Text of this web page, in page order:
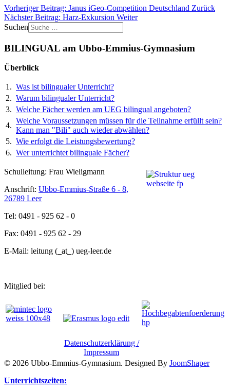
Vorheriger Beitrag: Janus iGeo-Competition Deutschland Zurück
Nächster Beitrag: Harz-Exkursion Weiter
Suchen
BILINGUAL am Ubbo-Emmius-Gymnasium
Überblick
1. Was ist bilingualer Unterricht?
2. Warum bilingualer Unterricht?
3. Welche Fächer werden am UEG bilingual angeboten?
4.
Welche Voraussetzungen müssen für die Teilnahme erfüllt sein?
Kann man "Bili" auch wieder abwählen?
5. Wie erfolgt die Leistungsbewertung?
6. Wer unterrichtet bilinguale Fächer?
Schulleitung: Frau Wieligmann
Anschrift: Ubbo-Emmius-Straße 6 - 8,
26789 Leer
Tel: 0491 - 925 62 - 0
Fax: 0491 - 925 62 - 29
E-Mail: leitung (_at_) ueg-leer.de
Mitglied bei:
Datenschutzerklärung /
Impressum
© 2026 Ubbo-Emmius-Gymnasium. Designed By JoomShaper
Unterrichtszeiten: